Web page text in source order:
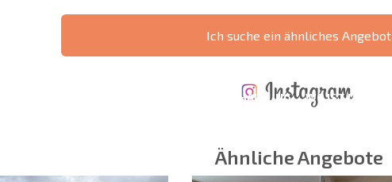
Ich suche ein ähnliches Angebot
INSTANDHALTUNG
WO IST DIE 6%-
Ähnliche Angebote